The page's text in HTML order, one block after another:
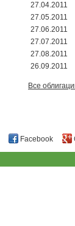
27.04.2011
27.05.2011
27.06.2011
27.07.2011
27.08.2011
26.09.2011
Все
Facebook